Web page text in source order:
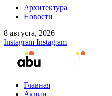
Архитектура
Новости
8 августа, 2026
Instagram Instagram
Главная
Акции